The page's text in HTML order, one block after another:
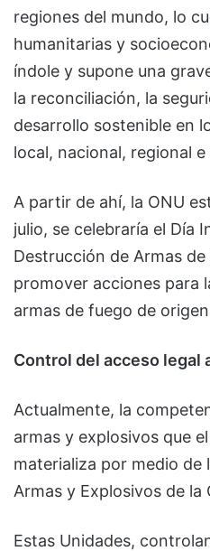
regiones del mundo, lo
humanitarias y
índole y supone una
la reconciliación, la
desarrollo sostenible en
local, nacional, regional e
A partir de ahí, la ONU
julio, se celebraría el Día
Destrucción de Armas
promover acciones para
armas de fuego de
Control del acceso legal
Actualmente, la
armas y explosivos que
materializa por medio de
Armas y Explosivos de la
Estas Unidades,